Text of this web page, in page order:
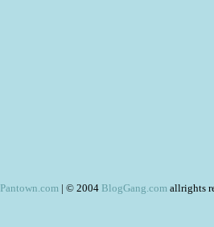
Pantown.com | © 2004 BlogGang.com allrights